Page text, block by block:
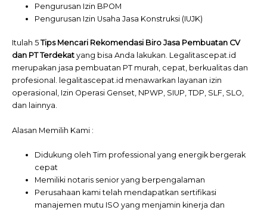
Pengurusan Izin BPOM
Pengurusan Izin Usaha Jasa Konstruksi (IUJK)
Itulah 5 Tips Mencari Rekomendasi Biro Jasa Pembuatan CV
dan PT Terdekat yang bisa Anda lakukan. Legalitascepat.id
merupakan jasa pembuatan PT murah, cepat, berkualitas dan
profesional. legalitascepat.id menawarkan layanan izin
operasional, Izin Operasi Genset, NPWP, SIUP, TDP, SLF, SLO,
dan lainnya.
Alasan Memilih Kami :
Didukung oleh Tim professional yang energik bergerak
cepat
Memiliki notaris senior yang berpengalaman
Perusahaan kami telah mendapatkan sertifikasi
manajemen mutu ISO yang menjamin kinerja dan